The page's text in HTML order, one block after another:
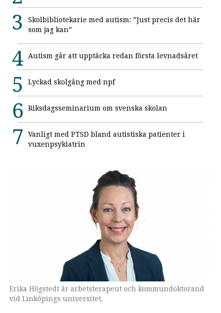
Skolbibliotekarie med autism: ”Just precis det här
som jag kan”
Autism går att upptäcka redan första levnadsåret
Lyckad skolgång med npf
Riksdagsseminarium om svenska skolan
Vanligt med PTSD bland autistiska patienter i
vuxenpsykiatrin
Erika Högstedt är arbetsterapeut och kommundoktorand
vid Linköpings universitet.